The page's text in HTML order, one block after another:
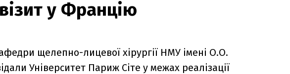
у Францію
щелепно-лицевої хірургії НМУ імені О.О.
Університет Париж Сіте у межах реалізації